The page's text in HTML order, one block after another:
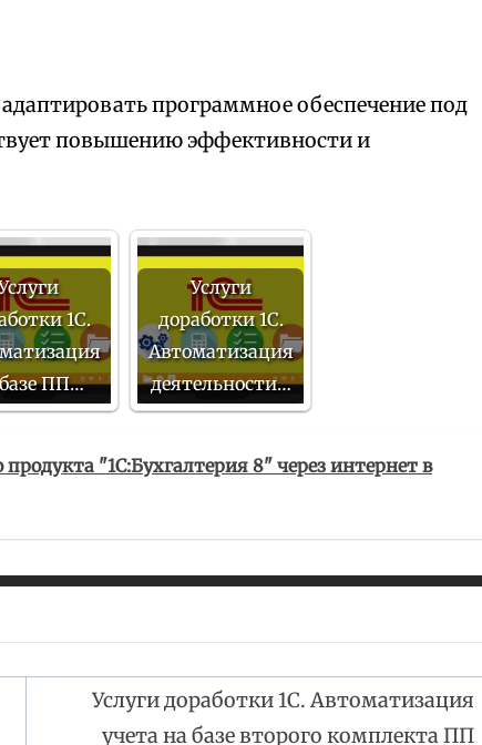
программное обеспечение под
повышению эффективности и
1С.
ПП…
Услуги
доработки 1С.
Автоматизация
деятельности…
"1С:Бухгалтерия 8" через интернет в
Услуги доработки 1С. Автоматизация
учета на базе второго комплекта ПП